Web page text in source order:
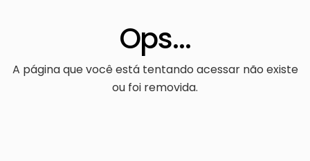
Ops...
A página que você está tentando acessar não existe
ou foi removida.